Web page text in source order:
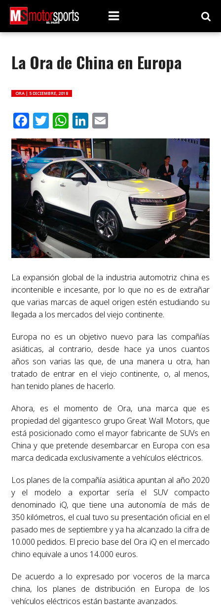
La Ora de China en Europa
ORA | 5 DICIEMBRE, 2018
Facebook
Twitter
WhatsApp
LinkedIn
Email
La expansión global de la industria automotriz china es
incontenible e incesante, por lo que no es de extrañar
que varias marcas de aquel origen estén estudiando su
llegada a los mercados del viejo continente.
Europa no es un objetivo nuevo para las compañías
asiáticas, al contrario, desde hace ya unos cuantos
años son varias las que, de una manera u otra, han
tratado de entrar en el viejo continente, o, al menos,
han tenido planes de hacerlo.
Ahora, es el momento de Ora, una marca que es
propiedad del gigantesco grupo Great Wall Motors, que
está posicionado como el mayor fabricante de SUVs en
China y que pretende desembarcar en Europa con esa
marca dedicada exclusivamente a vehículos eléctricos.
Los planes de la compañía asiática apuntan al año 2020
y el modelo a exportar sería el SUV compacto
denominado iQ, que tiene una autonomía de más de
350 kilómetros, el cual tuvo su presentación oficial en el
pasado mes de septiembre y ya ha alcanzado la cifra de
10.000 pedidos. El precio base del Ora iQ en el mercado
chino equivale a unos 14.000 euros.
De acuerdo a lo expresado por voceros de la marca
china, los planes de distribución en Europa de los
vehículos eléctricos están bastante avanzados.